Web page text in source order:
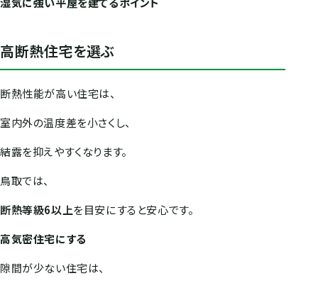
高断熱住宅を選ぶ
断熱性能が高い住宅は、
室内外の温度差を小さくし、
結露を抑えやすくなります。
鳥取では、
断熱等級6以上を目安にすると安心です。
高気密住宅にする
隙間が少ない住宅は、